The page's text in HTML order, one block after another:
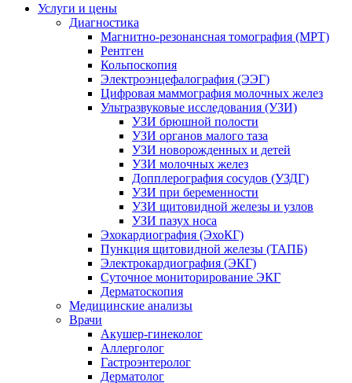
Услуги и цены
Диагностика
Магнитно-резонансная томография (МРТ)
Рентген
Кольпоскопия
Электроэнцефалография (ЭЭГ)
Цифровая маммография молочных желез
Ультразвуковые исследования (УЗИ)
УЗИ брюшной полости
УЗИ органов малого таза
УЗИ новорожденных и детей
УЗИ молочных желез
Допплерография сосудов (УЗДГ)
УЗИ при беременности
УЗИ щитовидной железы и узлов
УЗИ пазух носа
Эхокардиография (ЭхоКГ)
Пункция щитовидной железы (ТАПБ)
Электрокардиография (ЭКГ)
Суточное мониторирование ЭКГ
Дерматоскопия
Медицинские анализы
Врачи
Акушер-гинеколог
Аллерголог
Гастроэнтеролог
Дерматолог